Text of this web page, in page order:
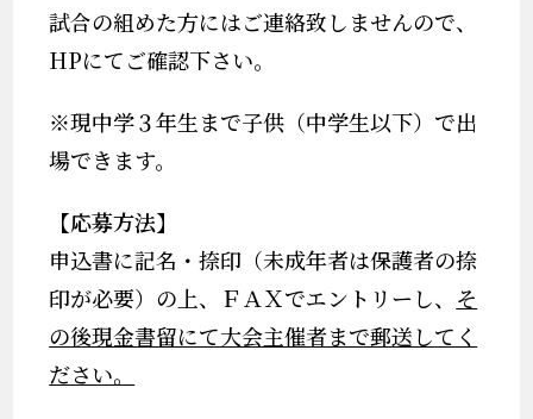
試合の組めた方にはご連絡致しませんので、
HPにてご確認下さい。
※現中学３年生まで子供（中学生以下）で出
場できます。
【応募方法】
申込書に記名・捺印（未成年者は保護者の捺
印が必要）の上、
ＦＡＸでエントリーし、 そ
の後現金書留にて大会主催者まで郵送してく
ださい。